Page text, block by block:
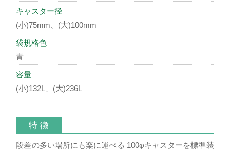
キャスター径
(小)75mm、(大)100mm
袋規格色
青
容量
(小)132L、(大)236L
特 徴
段差の多い場所にも楽に運べる 100φキャスターを標準装